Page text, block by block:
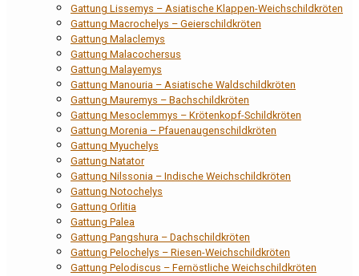
Gattung Lissemys – Asiatische Klappen-Weichschildkröten
Gattung Macrochelys – Geierschildkröten
Gattung Malaclemys
Gattung Malacochersus
Gattung Malayemys
Gattung Manouria – Asiatische Waldschildkröten
Gattung Mauremys – Bachschildkröten
Gattung Mesoclemmys – Krötenkopf-Schildkröten
Gattung Morenia – Pfauenaugenschildkröten
Gattung Myuchelys
Gattung Natator
Gattung Nilssonia – Indische Weichschildkröten
Gattung Notochelys
Gattung Orlitia
Gattung Palea
Gattung Pangshura – Dachschildkröten
Gattung Pelochelys – Riesen-Weichschildkröten
Gattung Pelodiscus – Fernöstliche Weichschildkröten